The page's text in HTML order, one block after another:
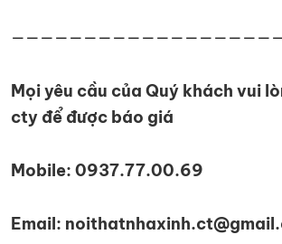
Mọi yêu cầu của Quý khách vui
cty để được báo giá
Mobile: 0937.77.00.69
Email: